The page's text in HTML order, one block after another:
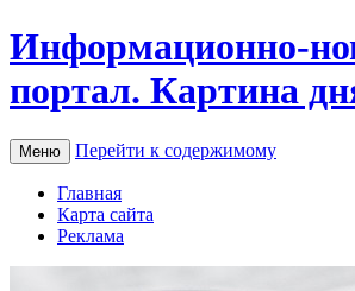
Информационно-
портал. Картина
Меню Перейти к содержимому
Главная
Карта сайта
Реклама